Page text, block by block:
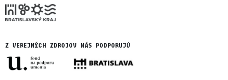
Z VEREJNÝCH ZDROJOV NÁS PODPORUJÚ